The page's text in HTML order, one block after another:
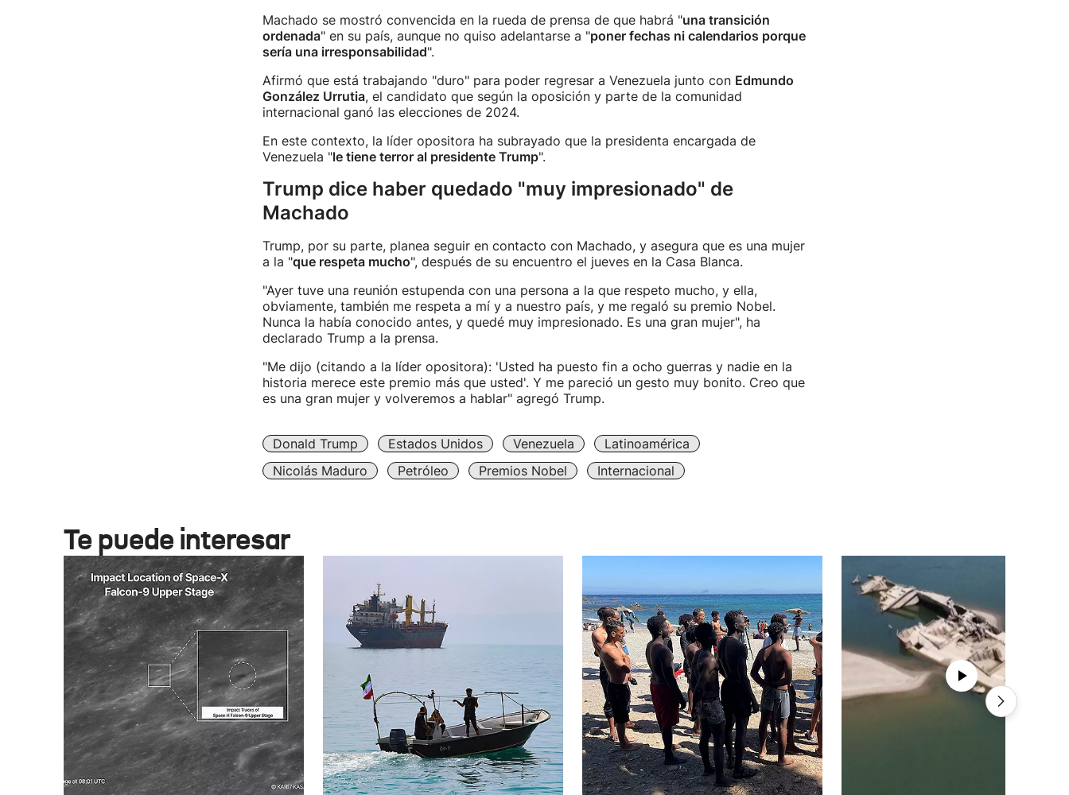
Machado se mostró convencida en la rueda de prensa de que habrá "una transición
ordenada" en su país, aunque no quiso adelantarse a "poner fechas ni calendarios porque
sería una irresponsabilidad".
Afirmó que está trabajando "duro" para poder regresar a Venezuela junto con Edmundo
González Urrutia, el candidato que según la oposición y parte de la comunidad
internacional ganó las elecciones de 2024.
En este contexto, la líder opositora ha subrayado que la presidenta encargada de
Venezuela "le tiene terror al presidente Trump".
Trump dice haber quedado "muy impresionado" de
Machado
Trump, por su parte, planea seguir en contacto con Machado, y asegura que es una mujer
a la "que respeta mucho", después de su encuentro el jueves en la Casa Blanca.
"Ayer tuve una reunión estupenda con una persona a la que respeto mucho, y ella,
obviamente, también me respeta a mí y a nuestro país, y me regaló su premio Nobel.
Nunca la había conocido antes, y quedé muy impresionado. Es una gran mujer", ha
declarado Trump a la prensa.
"Me dijo (citando a la líder opositora): 'Usted ha puesto fin a ocho guerras y nadie en la
historia merece este premio más que usted'. Y me pareció un gesto muy bonito. Creo que
es una gran mujer y volveremos a hablar" agregó Trump.
Donald Trump Estados Unidos Venezuela
Latinoamérica
Nicolás Maduro
Petróleo Premios Nobel Internacional
Te puede interesar